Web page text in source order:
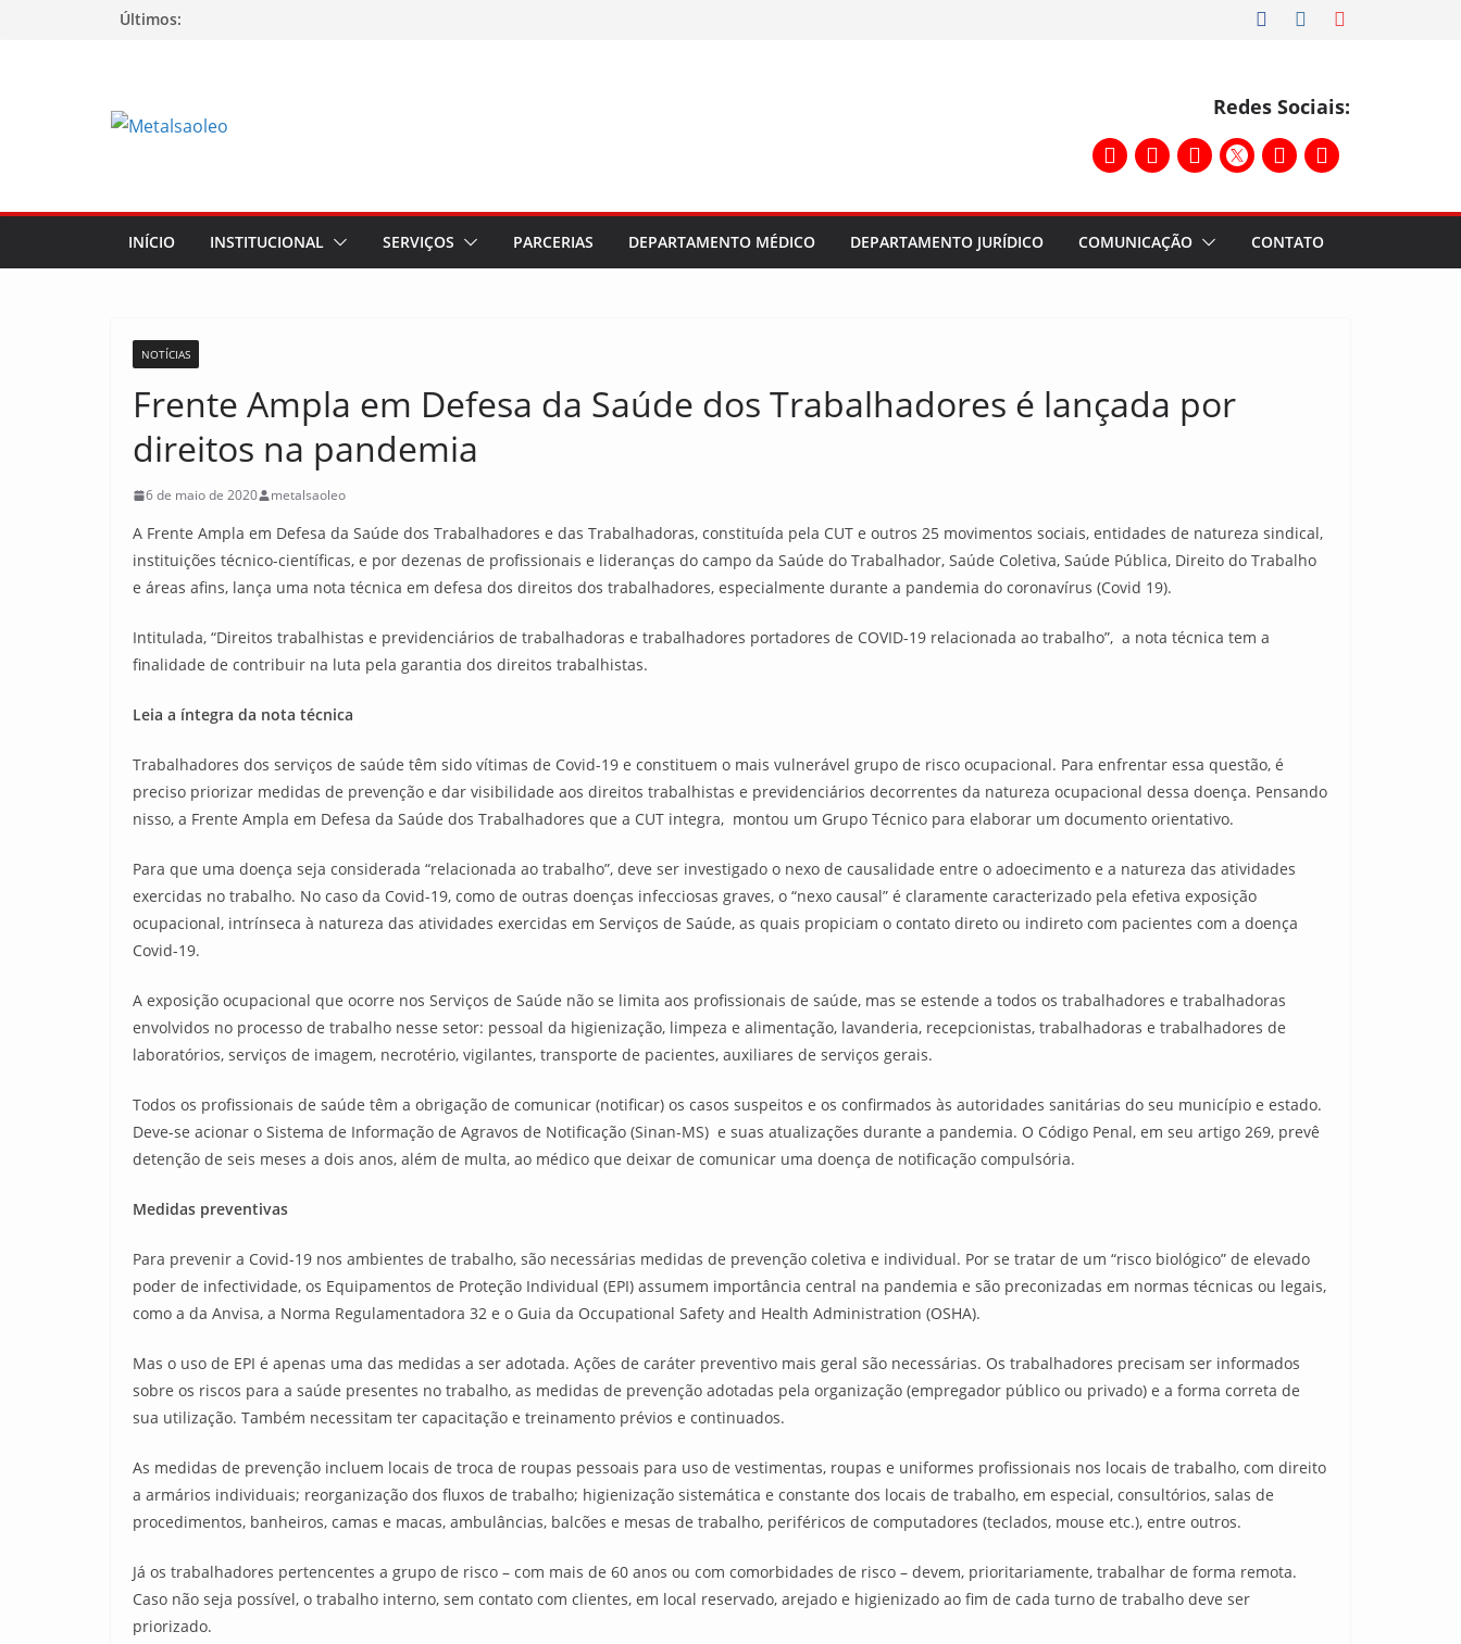
Últimos:
Redes Sociais:
INÍCIO INSTITUCIONAL SERVIÇOS PARCERIAS DEPARTAMENTO MÉDICO DEPARTAMENTO JURÍDICO COMUNICAÇÃO CONTATO
NOTÍCIAS
Frente Ampla em Defesa da Saúde dos Trabalhadores é lançada por
direitos na pandemia
6 de maio de 2020 metalsaoleo
A Frente Ampla em Defesa da Saúde dos Trabalhadores e das Trabalhadoras, constituída pela CUT e outros 25 movimentos sociais, entidades de natureza sindical,
instituições técnico-científicas, e por dezenas de profissionais e lideranças do campo da Saúde do Trabalhador, Saúde Coletiva, Saúde Pública, Direito do Trabalho
e áreas afins, lança uma nota técnica em defesa dos direitos dos trabalhadores, especialmente durante a pandemia do coronavírus (Covid 19).
Intitulada, “Direitos trabalhistas e previdenciários de trabalhadoras e trabalhadores portadores de COVID-19 relacionada ao trabalho”, a nota técnica tem a
finalidade de contribuir na luta pela garantia dos direitos trabalhistas.
Leia a íntegra da nota técnica
Trabalhadores dos serviços de saúde têm sido vítimas de Covid-19 e constituem o mais vulnerável grupo de risco ocupacional. Para enfrentar essa questão, é
preciso priorizar medidas de prevenção e dar visibilidade aos direitos trabalhistas e previdenciários decorrentes da natureza ocupacional dessa doença. Pensando
nisso, a Frente Ampla em Defesa da Saúde dos Trabalhadores que a CUT integra, montou um Grupo Técnico para elaborar um documento orientativo.
Para que uma doença seja considerada “relacionada ao trabalho”, deve ser investigado o nexo de causalidade entre o adoecimento e a natureza das atividades
exercidas no trabalho. No caso da Covid-19, como de outras doenças infecciosas graves, o “nexo causal” é claramente caracterizado pela efetiva exposição
ocupacional, intrínseca à natureza das atividades exercidas em Serviços de Saúde, as quais propiciam o contato direto ou indireto com pacientes com a doença
Covid-19.
A exposição ocupacional que ocorre nos Serviços de Saúde não se limita aos profissionais de saúde, mas se estende a todos os trabalhadores e trabalhadoras
envolvidos no processo de trabalho nesse setor: pessoal da higienização, limpeza e alimentação, lavanderia, recepcionistas, trabalhadoras e trabalhadores de
laboratórios, serviços de imagem, necrotério, vigilantes, transporte de pacientes, auxiliares de serviços gerais.
Todos os profissionais de saúde têm a obrigação de comunicar (notificar) os casos suspeitos e os confirmados às autoridades sanitárias do seu município e estado.
Deve-se acionar o Sistema de Informação de Agravos de Notificação (Sinan-MS) e suas atualizações durante a pandemia. O Código Penal, em seu artigo 269, prevê
detenção de seis meses a dois anos, além de multa, ao médico que deixar de comunicar uma doença de notificação compulsória.
Medidas preventivas
Para prevenir a Covid-19 nos ambientes de trabalho, são necessárias medidas de prevenção coletiva e individual. Por se tratar de um “risco biológico” de elevado
poder de infectividade, os Equipamentos de Proteção Individual (EPI) assumem importância central na pandemia e são preconizadas em normas técnicas ou legais,
como a da Anvisa, a Norma Regulamentadora 32 e o Guia da Occupational Safety and Health Administration (OSHA).
Mas o uso de EPI é apenas uma das medidas a ser adotada. Ações de caráter preventivo mais geral são necessárias. Os trabalhadores precisam ser informados
sobre os riscos para a saúde presentes no trabalho, as medidas de prevenção adotadas pela organização (empregador público ou privado) e a forma correta de
sua utilização. Também necessitam ter capacitação e treinamento prévios e continuados.
As medidas de prevenção incluem locais de troca de roupas pessoais para uso de vestimentas, roupas e uniformes profissionais nos locais de trabalho, com direito
a armários individuais; reorganização dos fluxos de trabalho; higienização sistemática e constante dos locais de trabalho, em especial, consultórios, salas de
procedimentos, banheiros, camas e macas, ambulâncias, balcões e mesas de trabalho, periféricos de computadores (teclados, mouse etc.), entre outros.
Já os trabalhadores pertencentes a grupo de risco – com mais de 60 anos ou com comorbidades de risco – devem, prioritariamente, trabalhar de forma remota.
Caso não seja possível, o trabalho interno, sem contato com clientes, em local reservado, arejado e higienizado ao fim de cada turno de trabalho deve ser
priorizado.